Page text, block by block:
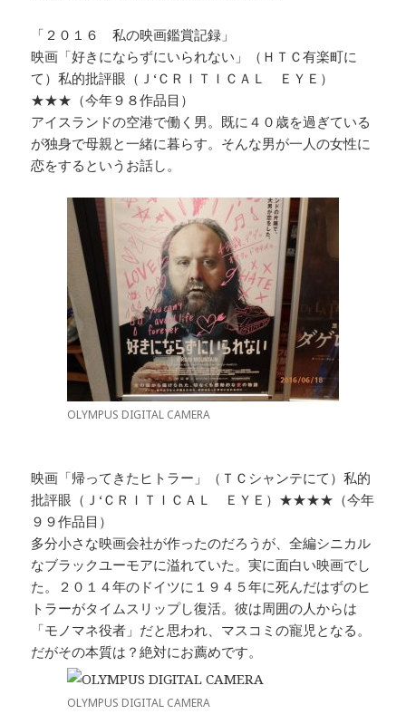
「２０１６ 私の映画鑑賞記録」
映画「好きにならずにいられない」（ＨＴＣ有楽町に
て）私的批評眼（Ｊ‘ＣＲＩＴＩＣＡＬ ＥＹＥ）
★★★（今年９８作品目）
アイスランドの空港で働く男。既に４０歳を過ぎている
が独身で母親と一緒に暮らす。そんな男が一人の女性に
恋をするというお話し。
OLYMPUS DIGITAL CAMERA
映画「帰ってきたヒトラー」（ＴＣシャンテにて）私的
批評眼（Ｊ‘ＣＲＩＴＩＣＡＬ ＥＹＥ）★★★★（今年
９９作品目）
多分小さな映画会社が作ったのだろうが、全編シニカル
なブラックユーモアに溢れていた。実に面白い映画でし
た。２０１４年のドイツに１９４５年に死んだはずのヒ
トラーがタイムスリップし復活。彼は周囲の人からは
「モノマネ役者」だと思われ、マスコミの寵児となる。
だがその本質は？絶対にお薦めです。
OLYMPUS DIGITAL CAMERA